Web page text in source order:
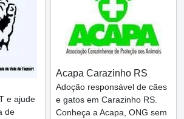
e ajude
de
Acapa Carazinho RS
Adoção responsável de cães
e gatos em Carazinho RS.
Conheça a Acapa, ONG sem